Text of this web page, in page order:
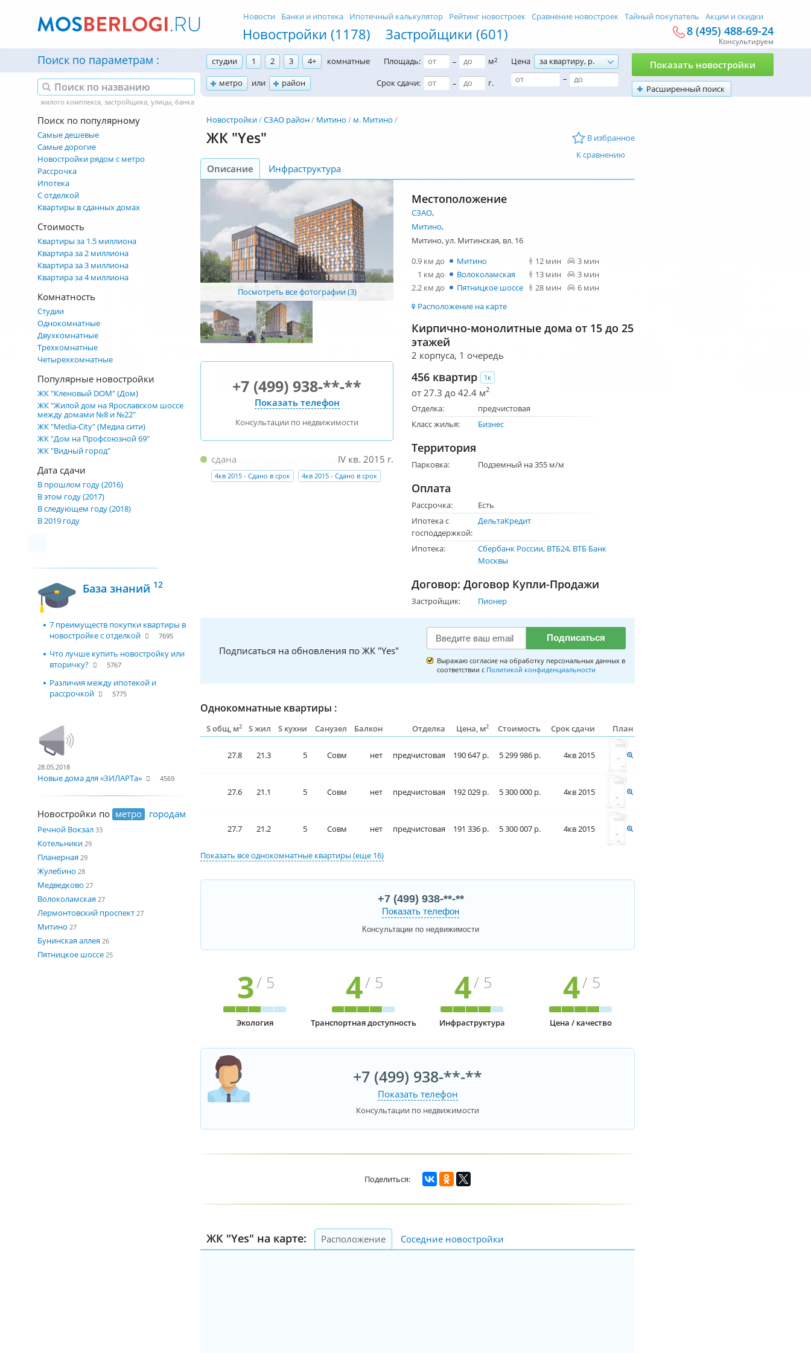
Новостройки (1178) Застройщики (601)
Новости Банки и ипотека Ипотечный калькулятор Рейтинг новостроек Сравнение новостроек Тайный покупатель Акции и скидки
8 (495) 488-69-24
Консультируем
Поиск по параметрам студии 1 2 3 4+
комнатные
метро
или район
Площадь: – м2
Срок сдачи: – г.
Цена
за квартиру, р.
–
Расширенный поиск
Показать новостройки
Поиск по популярному
Самые дешевые
Самые дорогие
Новостройки рядом с метро
Рассрочка
Ипотека
С отделкой
Квартиры в сданных домах
Стоимость
Квартиры за 1.5 миллиона
Квартира за 2 миллиона
Квартира за 3 миллиона
Квартира за 4 миллиона
Комнатность
Студии
Однокомнатные
Двухкомнатные
Трехкомнатные
Четырехкомнатные
Популярные новостройки
ЖК "Кленовый DOM" (Дом)
ЖК "Жилой дом на Ярославском шоссе
между домами №8 и №22"
ЖК "Media-City" (Медиа сити)
ЖК "Дом на Профсоюзной 69"
ЖК "Видный город"
Дата сдачи
В прошлом году (2016)
В этом году (2017)
В следующем году (2018)
В 2019 году
База знаний 12
7 преимуществ покупки квартиры в
новостройке с отделкой
7695
Что лучше купить новостройку или
вторичку?
5767
Различия между ипотекой и
рассрочкой
5775
28.05.2018
Новые дома для «ЗИЛАРТа» 4569
Новостройки по метро городам
Речной Вокзал 33
Котельники 29
Планерная 29
Жулебино 28
Медведково 27
Волоколамская 27
Лермонтовский проспект 27
Митино 27
Бунинская аллея 26
Пятницкое шоссе 25
Новостройки СЗАО район Митино
м. Митино
В избранное
К сравнению
ЖК "Yes"
Описание Инфраструктура
Посмотреть все фотографии (3)
+7 (499) 938-**-**
Показать телефон
Консультации по недвижимости
IV кв. 2015 г.
сдана
4кв 2015 - Сдано в срок 4кв 2015 - Сдано в срок
Местоположение
СЗАО,
Митино,
Митино, ул. Митинская, вл. 16
0.9 км до
Митино 12 мин
3 мин
1 км до
Волоколамская 13 мин
3 мин
2.2 км до
Пятницкое шоссе 28 мин
6 мин
Расположение на карте
Кирпично-монолитные дома от 15 до 25
этажей
2 корпуса, 1 очередь
456 квартир 1к
от 27.3 до 42.4 м2
Отделка:
предчистовая
Класс жилья:
Бизнес
Территория
Парковка: Подземный на 355 м/м
Оплата
Рассрочка:
Есть
Ипотека с
господдержкой:
ДельтаКредит
Ипотека: Сбербанк России ВТБ24 ВТБ Банк
Москвы
Договор: Договор Купли-Продажи
Застройщик: Пионер
Подписаться на обновления по ЖК "Yes"
Подписаться
Выражаю согласие на обработку персональных данных в
соответствии с Политикой конфиденциальности
Однокомнатные квартиры :
S общ, м2 S жил S кухни Санузел Балкон Отделка Цена, м2 Стоимость Срок сдачи План
27.8 21.3 5 Совм нет предчистовая 190 647 р. 5 299 986 р. 4кв 2015
27.6 21.1 5 Совм нет предчистовая 192 029 р. 5 300 000 р. 4кв 2015
27.7 21.2 5 Совм нет предчистовая 191 336 р. 5 300 007 р. 4кв 2015
Показать всеоднокомнатные квартиры (еще 16)
+7 (499) 938-**-**
Показать телефон
Консультации по недвижимости
3/ 5
Экология
4/ 5
Транспортная доступность
4/ 5
Инфраструктура
4/ 5
Цена / качество
+7 (499) 938-**-**
Показать телефон
Консультации по недвижимости
ЖК "Yes" на карте: Расположение Соседние новостройки